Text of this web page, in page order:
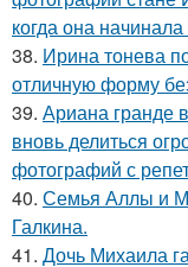
когда она
38. Ирина тонева
отличную форму
39. Ариана гранде
вновь делиться
фотографий с
40. Семья Аллы и
Галкина.
41. Дочь Михаила